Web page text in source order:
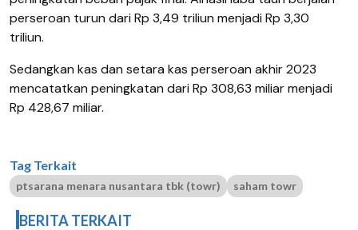
perseroan turun dari Rp 3,49 triliun menjadi Rp 3,30
triliun.
Sedangkan kas dan setara kas perseroan akhir 2023
mencatatkan peningkatan dari Rp 308,63 miliar menjadi
Rp 428,67 miliar.
Tag Terkait
ptsarana menara nusantara tbk (towr) saham towr
BERITA TERKAIT